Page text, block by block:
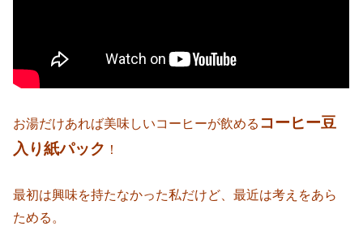
お湯だけあれば美味しいコーヒーが飲める コーヒー豆
入り紙パック ！
最初は興味を持たなかった私だけど、最近は考えをあら
ためる。